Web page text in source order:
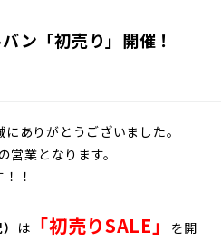
ン「初売り」開催！
ありがとうございました。
業となります。
！
は 「初売りSALE」
を開